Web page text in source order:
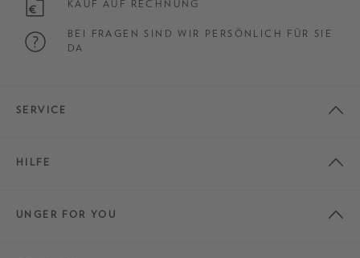
KAUF AUF RECHNUNG
BEI FRAGEN SIND WIR PERSÖNLICH FÜR SIE
DA
SERVICE
HILFE
UNGER FOR YOU